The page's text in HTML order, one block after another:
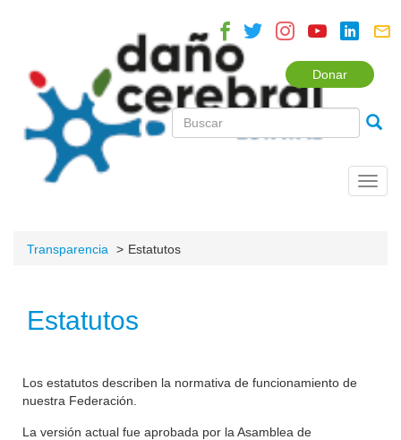
Donar
Transparencia Estatutos
Estatutos
Los estatutos describen la normativa de funcionamiento de
nuestra Federación.
La versión actual fue aprobada por la Asamblea de